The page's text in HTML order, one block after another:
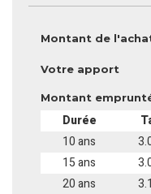
Montant de
Votre apport
Montant
Durée
10 ans
15 ans
20 ans